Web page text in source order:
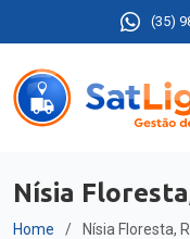
(35)
Nísia
Home Nísia Floresta,